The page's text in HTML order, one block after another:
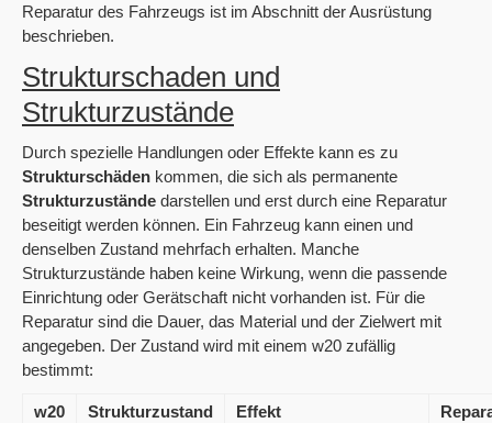
Reparatur des Fahrzeugs ist im Abschnitt der Ausrüstung
beschrieben.
Strukturschaden und
Strukturzustände
Durch spezielle Handlungen oder Effekte kann es zu
Strukturschäden kommen, die sich als permanente
Strukturzustände darstellen und erst durch eine Reparatur
beseitigt werden können. Ein Fahrzeug kann einen und
denselben Zustand mehrfach erhalten. Manche
Strukturzustände haben keine Wirkung, wenn die passende
Einrichtung oder Gerätschaft nicht vorhanden ist. Für die
Reparatur sind die Dauer, das Material und der Zielwert mit
angegeben. Der Zustand wird mit einem w20 zufällig
bestimmt:
w20
Strukturzustand
Effekt